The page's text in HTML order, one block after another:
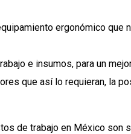
ergonómico que
e insumos, para un
que así lo requieran, la
de trabajo en México son